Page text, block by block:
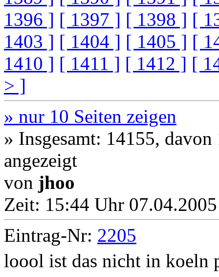
1396 ] [ 1397 ] [ 1398 ] [
1403 ] [ 1404 ] [ 1405 ] [
1410 ] [ 1411 ] [ 1412 ] [
> ]
» nur 10 Seiten zeigen
» Insgesamt: 14155,
angezeigt
von jhoo
Zeit: 15:44 Uhr
Eintrag-Nr: 2205
loool ist das nicht in koeln